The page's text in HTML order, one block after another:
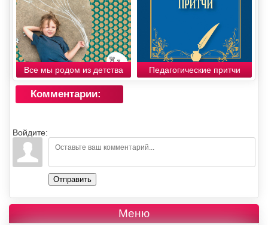
Все мы родом из детства Педагогические притчи
Комментарии:
Войдите:
Отправить
Меню